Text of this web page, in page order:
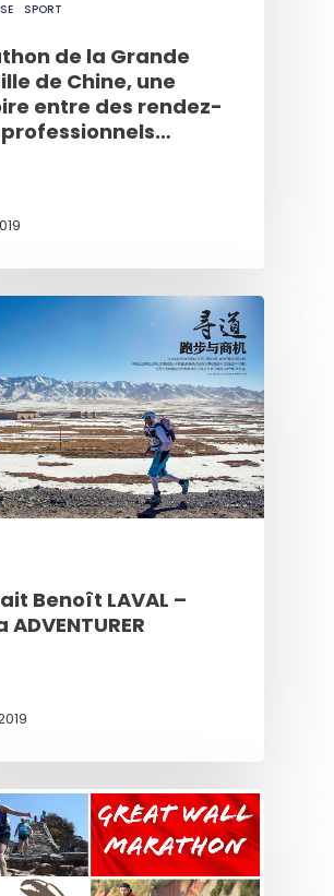
SPORT
de la Grande
de Chine, une
entre des rendez-
Benoît LAVAL –
ADVENTURER